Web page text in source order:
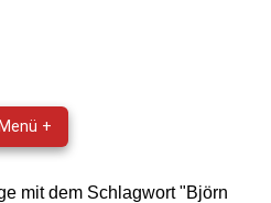
Menü +
mit dem Schlagwort "Björn